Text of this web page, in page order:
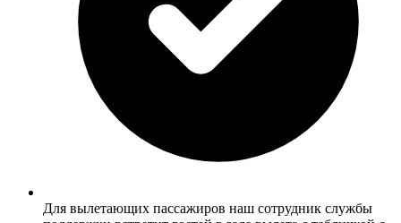
Для вылетающих пассажиров наш сотрудник службы